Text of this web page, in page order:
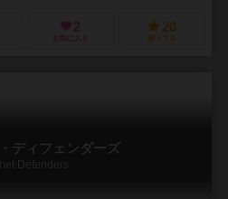
2
お気に入り
20
持ってる
ディフェンダーズ
Defenders